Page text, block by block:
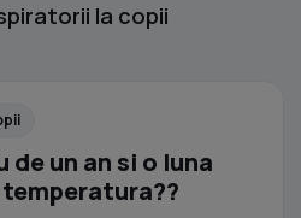
la copii
de un an si o luna